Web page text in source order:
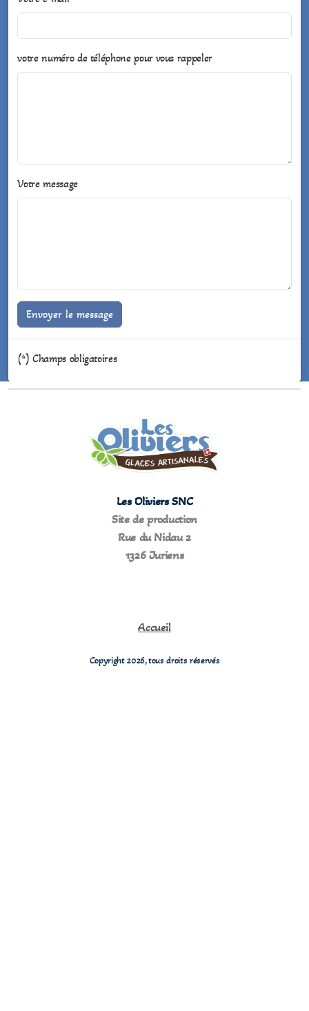
votre numéro de téléphone pour vous rappeler
Votre message
Envoyer le message
(*) Champs obligatoires
Les Oliviers SNC
Site de production
Rue du Nidau 2
1326 Juriens
Accueil
Copyright 2026, tous droits réservés